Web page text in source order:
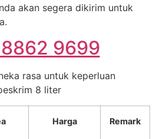
akan segera dikirim untuk
9699
rasa untuk keperluan
8 liter
Harga Remark